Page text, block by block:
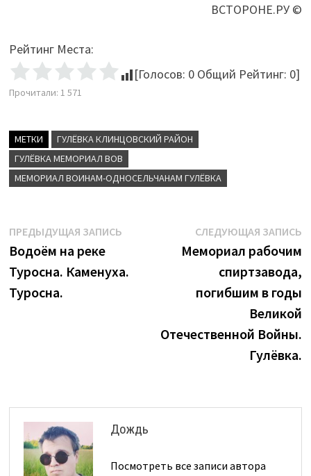
ВСТОРОНЕ.РУ ©
Рейтинг Места:
[Голосов: 0Общий Рейтинг: 0]
Прочитали: 1 571
МЕТКИ
ГУЛЁВКА КЛИНЦОВСКИЙ РАЙОН
ГУЛЁВКА МЕМОРИАЛ ВОВ
МЕМОРИАЛ ВОИНАМ-ОДНОСЕЛЬЧАНАМ ГУЛЁВКА
Навигация
по
записям
ПРЕДЫДУЩАЯ ЗАПИСЬПредыдущая
Водоём на реке
Туросна. Каменуха.
Туросна.
СЛЕДУЮЩАЯ ЗАПИСЬ
Мемориал рабочим
спиртзавода,
погибшим в годы
Великой
Отечественной Войны.
Гулёвка.
Дождь
Посмотреть все записи автора